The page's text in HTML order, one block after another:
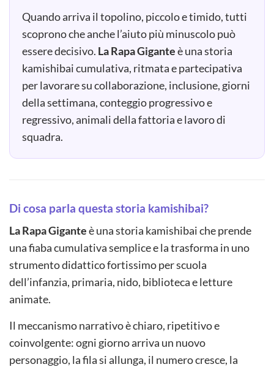
Quando arriva il topolino, piccolo e timido, tutti
scoprono che anche l’aiuto più minuscolo può
essere decisivo. La Rapa Giganteè una storia
kamishibai cumulativa, ritmata e partecipativa
per lavorare su collaborazione, inclusione, giorni
della settimana, conteggio progressivo e
regressivo, animali della fattoria e lavoro di
squadra.
Di cosa parla questa storia kamishibai?
La Rapa Giganteè una storia kamishibai che prende
una fiaba cumulativa semplice e la trasforma in uno
strumento didattico fortissimo per scuola
dell’infanzia, primaria, nido, biblioteca e letture
animate.
Il meccanismo narrativo è chiaro, ripetitivo e
coinvolgente: ogni giorno arriva un nuovo
personaggio, la fila si allunga, il numero cresce, la